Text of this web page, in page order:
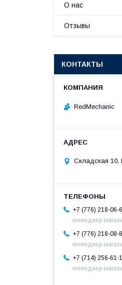
О нас
Отзывы
КОНТАКТЫ
RedMechanic
Складская 10,
+7 (776) 218-06-
менеджер
+7 (776) 218-08-
менеджер
+7 (714) 256-61-
менеджер